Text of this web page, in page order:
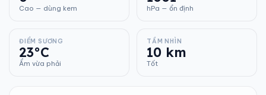
Cao — dùng kem hPa — ổn định
ĐIỂM SƯƠNG
23°C
Ẩm vừa phải
TẦM NHÌN
10 km
Tốt